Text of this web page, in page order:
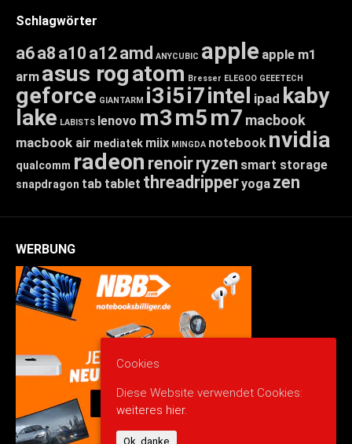
Schlagwörter
a6a8 a10 a12amd ANYCUBIC apple apple m1
arm asus rogatom Bresser ELEGOO GEEETECH
geforce GIANTARM i3i5i7intel ipad kaby
lake LABISTS lenovo m3m5m7 macbook
macbook air mediatek miix MINGDA notebook nvidia
qualcomm radeon renoirryzen smart storage
snapdragon tab tablet threadripperyoga zen
WERBUNG
Cookies
Diese Website verwendet Cookies:
weiteres hier.
Ok, danke